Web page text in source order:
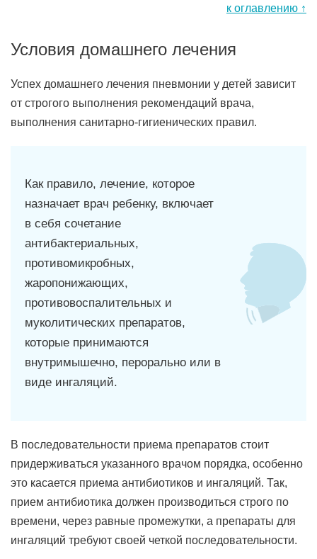
к оглавлению ↑
Условия домашнего лечения
Успех домашнего лечения пневмонии у детей зависит
от строгого выполнения рекомендаций врача,
выполнения санитарно-гигиенических правил.
Как правило, лечение, которое
назначает врач ребенку, включает
в себя сочетание
антибактериальных,
противомикробных,
жаропонижающих,
противовоспалительных и
муколитических препаратов,
которые принимаются
внутримышечно, перорально или в
виде ингаляций.
В последовательности приема препаратов стоит
придерживаться указанного врачом порядка, особенно
это касается приема антибиотиков и ингаляций. Так,
прием антибиотика должен производиться строго по
времени, через равные промежутки, а препараты для
ингаляций требуют своей четкой последовательности.